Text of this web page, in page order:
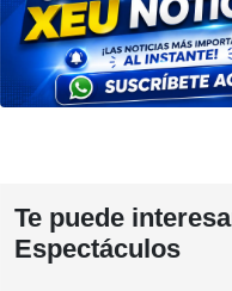
Te puede
Espectáculos